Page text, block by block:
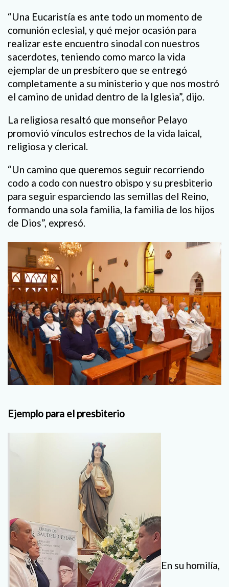
“Una Eucaristía es ante todo un momento de
comunión eclesial, y qué mejor ocasión para
realizar este encuentro sinodal con nuestros
sacerdotes, teniendo como marco la vida
ejemplar de un presbítero que se entregó
completamente a su ministerio y que nos mostró
el camino de unidad dentro de la Iglesia”, dijo.
La religiosa resaltó que monseñor Pelayo
promovió vínculos estrechos de la vida laical,
religiosa y clerical.
“Un camino que queremos seguir recorriendo
codo a codo con nuestro obispo y su presbiterio
para seguir esparciendo las semillas del Reino,
formando una sola familia, la familia de los hijos
de Dios”, expresó.
Ejemplo para el presbiterio
En su homilía,